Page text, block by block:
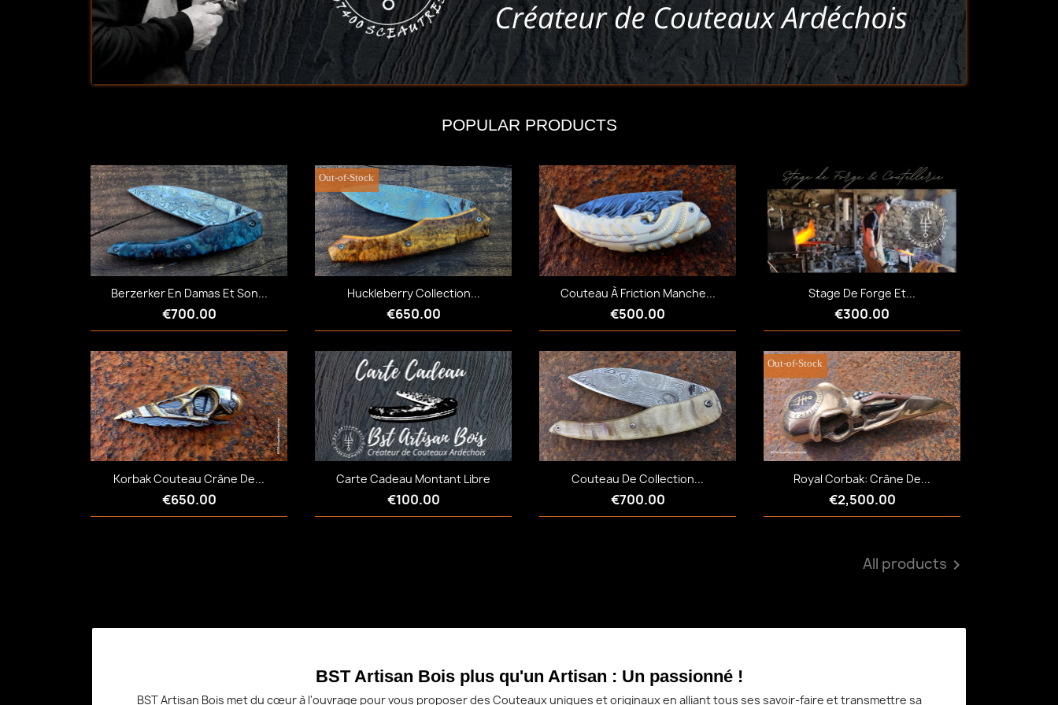
POPULAR PRODUCTS
Berzerker En Damas Et Son...
€700.00
Quick view
Huckleberry Collection...
€650.00
Out-of-Stock
Quick view
Couteau À Friction Manche...
€500.00
Quick view
Stage De Forge Et...
€300.00
Quick view
Korbak Couteau Crâne De...
€650.00
Carte Cadeau Montant Libre
€100.00
Couteau De Collection...
€700.00
Royal Corbak: Crâne De...
€2,500.00
Out-of-Stock
Quick view
All products 
BST Artisan Bois plus qu'un Artisan : Un passionné !
BST Artisan Bois met du cœur à l'ouvrage pour vous proposer des Couteaux uniques et originaux en alliant tous ses savoir-faire et transmettre sa